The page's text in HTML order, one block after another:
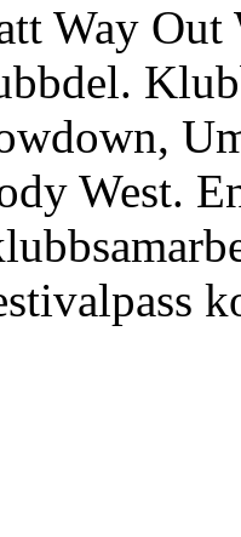
Way
West.